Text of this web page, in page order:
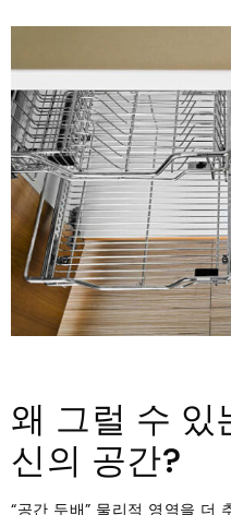
왜 그럴 수 있
신의 공간?
“공간 두배” 물리적 영역을 더